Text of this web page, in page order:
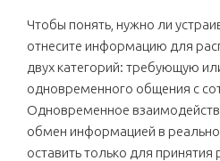
Чтобы понять, нужно ли
отнесите информацию для
двух категорий: требующую
одновременного общения с
Одновременное
обмен информацией в
оставить только для